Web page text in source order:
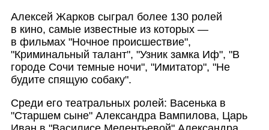
Алексей Жарков сыграл более 130 ролей
в кино, самые известные из которых —
в фильмах "Ночное происшествие",
"Криминальный талант", "Узник замка Иф", "В
городе Сочи темные ночи", "Имитатор", "Не
будите спящую собаку".
Среди его театральных ролей: Васенька в
"Старшем сыне" Александра Вампилова, Царь